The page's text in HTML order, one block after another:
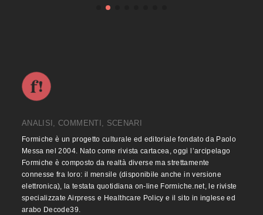
ANALISI, COMMENTI, SCENARI
Formiche è un progetto culturale ed editoriale fondato da Paolo
Messa nel 2004. Nato come rivista cartacea, oggi l’arcipelago
Formiche è composto da realtà diverse ma strettamente
connesse fra loro: il mensile (disponibile anche in versione
elettronica), la testata quotidiana on-line Formiche.net, le riviste
specializzate Airpress e Healthcare Policy e il sito in inglese ed
arabo Decode39.